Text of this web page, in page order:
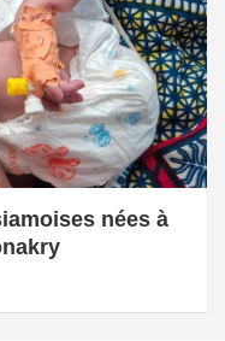
nées à